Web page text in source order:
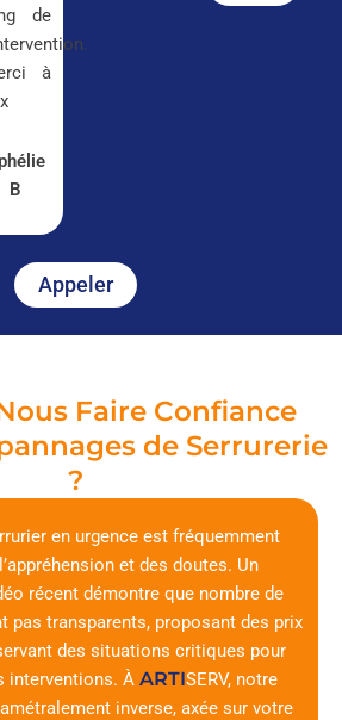
de
à
B
Appeler
Faire Confiance
de Serrurerie
?
en urgence est fréquemment
et des doutes. Un
récent démontre que nombre de
pas transparents, proposant des prix
des situations critiques pour
interventions. À ARTISERV, notre
inverse, axée sur votre